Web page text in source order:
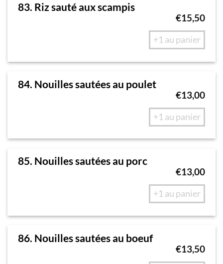
83. Riz sauté aux scampis
€15,50
+1 au panier
84. Nouilles sautées au poulet
€13,00
+1 au panier
85. Nouilles sautées au porc
€13,00
+1 au panier
86. Nouilles sautées au boeuf
€13,50